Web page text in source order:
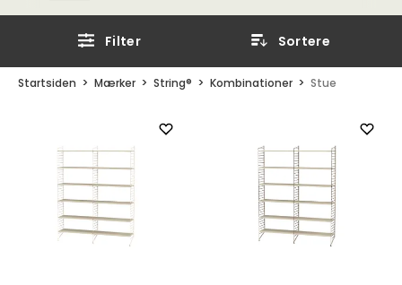
Filter Sortere
Startsiden Mærker String® Kombinationer Stue